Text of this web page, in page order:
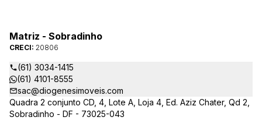
Matriz - Sobradinho
CRECI: 20806
(61) 3034-1415
(61) 4101-8555
sac@diogenesimoveis.com
Quadra 2 conjunto CD, 4, Lote A, Loja 4, Ed. Aziz Chater, Qd 2,
Sobradinho - DF - 73025-043